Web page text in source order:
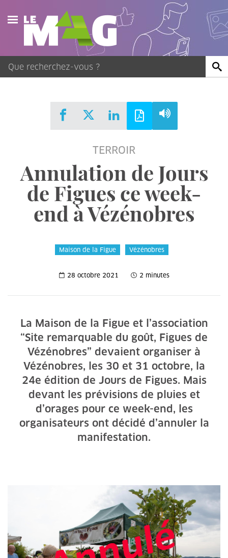
Actualités
Agenda
Publications
TERROIR
Annulation de Jours
de Figues ce week-
end à Vézénobres
Maison de la Figue Vézénobres
28 octobre 2021 2 minutes
La Maison de la Figue et l’association
“Site remarquable du goût, Figues de
Vézénobres” devaient organiser à
Vézénobres, les 30 et 31 octobre, la
24e édition de Jours de Figues. Mais
devant les prévisions de pluies et
d’orages pour ce week-end, les
organisateurs ont décidé d’annuler la
manifestation.